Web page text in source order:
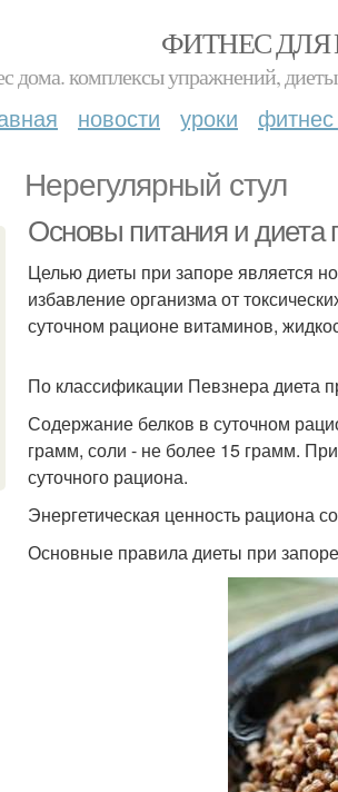
ФИТНЕС
дома. комплексы упражнений,
новости уроки
Нерегулярный стул
Основы питания и диета
Целью диеты при запоре является
избавление организма от
суточном рационе витаминов,
По классификации Певзнера диета
Содержание белков в суточном
грамм, соли - не более 15 грамм.
суточного рациона.
Энергетическая ценность рациона
Основные правила диеты при